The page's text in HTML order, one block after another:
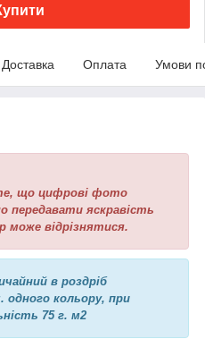
Доставка Оплата Умови
що цифрові фото
яскравість
може відрізнятися.
в роздріб
одного кольору, при
75 г. м2